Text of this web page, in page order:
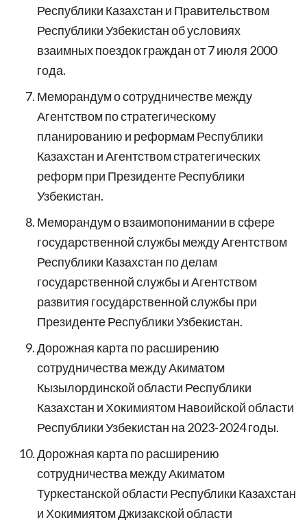
Республики Казахстан и Правительством
Республики Узбекистан об условиях
взаимных поездок граждан от 7 июля 2000
года.
Меморандум о сотрудничестве между
Агентством по стратегическому
планированию и реформам Республики
Казахстан и Агентством стратегических
реформ при Президенте Республики
Узбекистан.
Меморандум о взаимопонимании в сфере
государственной службы между Агентством
Республики Казахстан по делам
государственной службы и Агентством
развития государственной службы при
Президенте Республики Узбекистан.
Дорожная карта по расширению
сотрудничества между Акиматом
Кызылординской области Республики
Казахстан и Хокимиятом Навоийской области
Республики Узбекистан на 2023-2024 годы.
Дорожная карта по расширению
сотрудничества между Акиматом
Туркестанской области Республики Казахстан
и Хокимиятом Джизакской области